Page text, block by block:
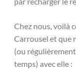
Chez nous, voilà
Carrousel et que
(ou
temps) avec elle :